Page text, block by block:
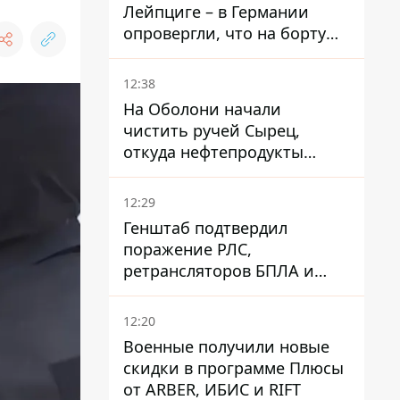
Лейпциге – в Германии
опровергли, что на борту
украинского самолета были
оружие и боеприпасы
12:38
На Оболони начали
чистить ручей Сырец,
откуда нефтепродукты
попадали в озера
12:29
Генштаб подтвердил
поражение РЛС,
ретрансляторов БПЛА и
других военных объектов
РФ в Крыму и на юге
12:20
Военные получили новые
скидки в программе Плюсы
от ARBER, ИБИС и RIFT